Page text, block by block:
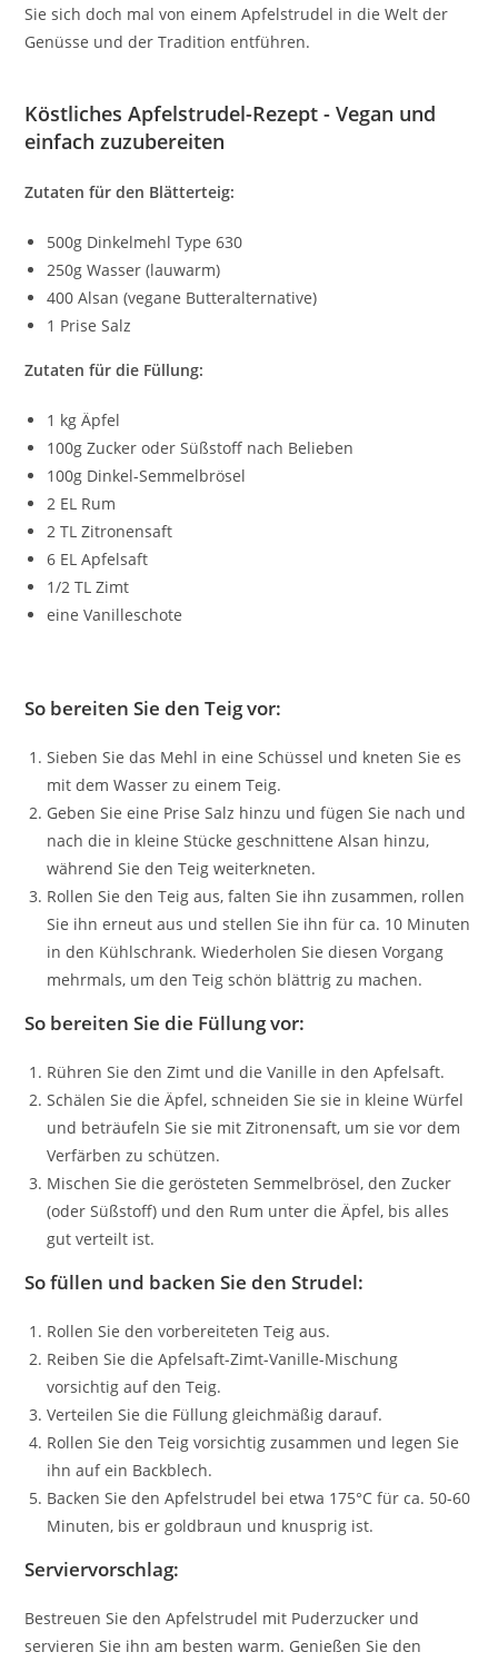
Sie sich doch mal von einem Apfelstrudel in die Welt der
Genüsse und der Tradition entführen.
Köstliches Apfelstrudel-Rezept - Vegan und
einfach zuzubereiten
Zutaten für den Blätterteig:
500g Dinkelmehl Type 630
250g Wasser (lauwarm)
400 Alsan (vegane Butteralternative)
1 Prise Salz
Zutaten für die Füllung:
1 kg Äpfel
100g Zucker oder Süßstoff nach Belieben
100g Dinkel-Semmelbrösel
2 EL Rum
2 TL Zitronensaft
6 EL Apfelsaft
1/2 TL Zimt
eine Vanilleschote
So bereiten Sie den Teig vor:
Sieben Sie das Mehl in eine Schüssel und kneten Sie es
mit dem Wasser zu einem Teig.
Geben Sie eine Prise Salz hinzu und fügen Sie nach und
nach die in kleine Stücke geschnittene Alsan hinzu,
während Sie den Teig weiterkneten.
Rollen Sie den Teig aus, falten Sie ihn zusammen, rollen
Sie ihn erneut aus und stellen Sie ihn für ca. 10 Minuten
in den Kühlschrank. Wiederholen Sie diesen Vorgang
mehrmals, um den Teig schön blättrig zu machen.
So bereiten Sie die Füllung vor:
Rühren Sie den Zimt und die Vanille in den Apfelsaft.
Schälen Sie die Äpfel, schneiden Sie sie in kleine Würfel
und beträufeln Sie sie mit Zitronensaft, um sie vor dem
Verfärben zu schützen.
Mischen Sie die gerösteten Semmelbrösel, den Zucker
(oder Süßstoff) und den Rum unter die Äpfel, bis alles
gut verteilt ist.
So füllen und backen Sie den Strudel:
Rollen Sie den vorbereiteten Teig aus.
Reiben Sie die Apfelsaft-Zimt-Vanille-Mischung
vorsichtig auf den Teig.
Verteilen Sie die Füllung gleichmäßig darauf.
Rollen Sie den Teig vorsichtig zusammen und legen Sie
ihn auf ein Backblech.
Backen Sie den Apfelstrudel bei etwa 175°C für ca. 50-60
Minuten, bis er goldbraun und knusprig ist.
Serviervorschlag:
Bestreuen Sie den Apfelstrudel mit Puderzucker und
servieren Sie ihn am besten warm. Genießen Sie den